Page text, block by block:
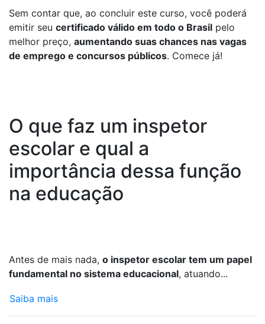
Sem contar que, ao concluir este curso, você poderá
emitir seu certificado válido em todo o Brasil pelo
melhor preço, aumentando suas chances nas vagas
de emprego e concursos públicos. Comece já!
O que faz um inspetor
escolar e qual a
importância dessa função
na educação
Antes de mais nada, o inspetor escolar tem um papel
fundamental no sistema educacional, atuando...
Saiba mais